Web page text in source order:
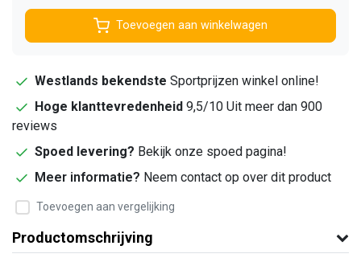
Toevoegen aan winkelwagen
Westlands bekendste Sportprijzen winkel online!
Hoge klanttevredenheid 9,5/10 Uit meer dan 900
reviews
Spoed levering? Bekijk onze spoed pagina!
Meer informatie? Neem contact op over dit product
Toevoegen aan vergelijking
Productomschrijving